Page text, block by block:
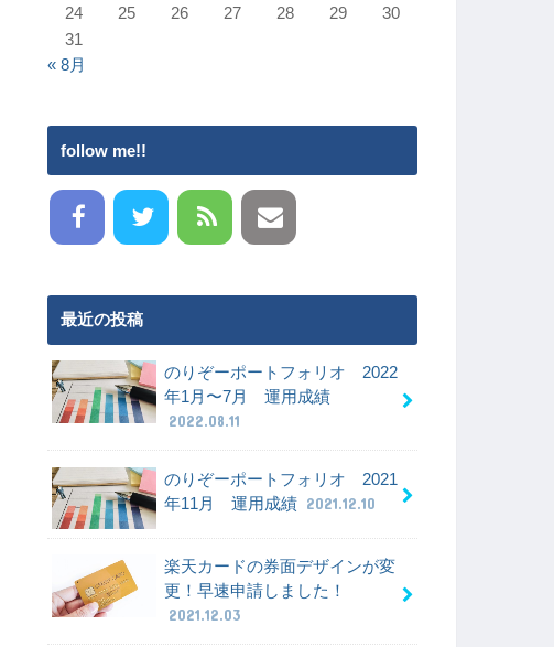
24
25 26 27 28 29
30
31
« 8月
follow me!!
最近の投稿
のりぞーポートフォリオ 2022
年1月〜7月 運用成績
2022.08.11
のりぞーポートフォリオ 2021
年11月 運用成績 2021.12.10
楽天カードの券面デザインが変
更！早速申請しました！
2021.12.03